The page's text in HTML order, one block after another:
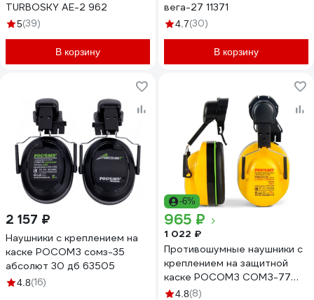
TURBOSKY AE-2 962
5(39)
В корзину
вега-27 11371
4.7(30)
В корзину
2 157 ₽
Наушники с креплением на
каске РОСОМЗ сомз-35
абсолют 30 дб 63505
4.8(16)
-6%
965 ₽
1 022 ₽
Противошумные наушники с
креплением на защитной
каске РОСОМЗ СОМЗ-77
Победа 60677
4.8(8)